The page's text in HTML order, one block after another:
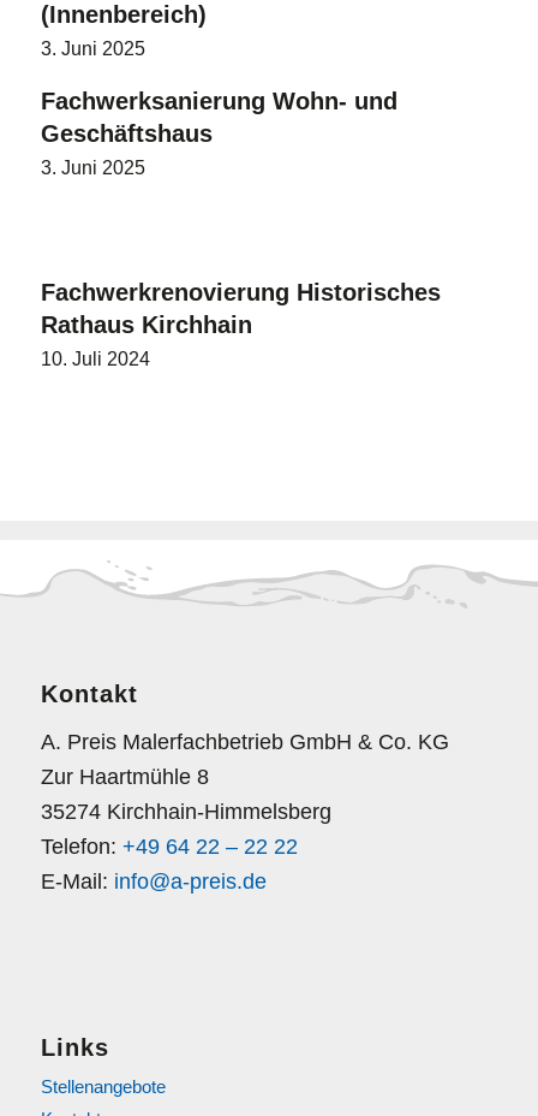
(Innenbereich)
3. Juni 2025
Fachwerksanierung Wohn- und
Geschäftshaus
3. Juni 2025
Fachwerkrenovierung Historisches
Rathaus Kirchhain
10. Juli 2024
Kontakt
A. Preis Malerfachbetrieb GmbH & Co. KG
Zur Haartmühle 8
35274 Kirchhain-Himmelsberg
Telefon: +49 64 22 – 22 22
E-Mail: info@a-preis.de
Links
Stellenangebote